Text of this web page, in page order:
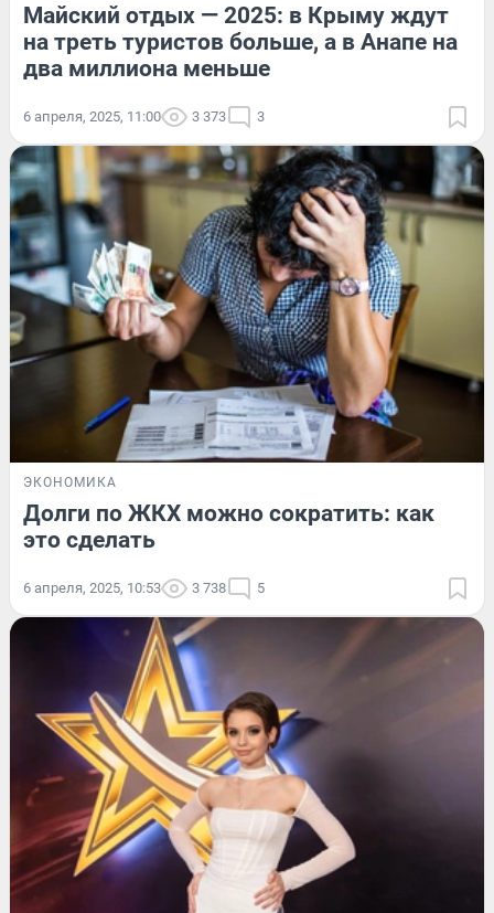
Майский отдых — 2025: в Крыму ждут
на треть туристов больше, а в Анапе на
два миллиона меньше
6 апреля, 2025, 11:00 3 373 3
ЭКОНОМИКА
Долги по ЖКХ можно сократить: как
это сделать
6 апреля, 2025, 10:53 3 738 5